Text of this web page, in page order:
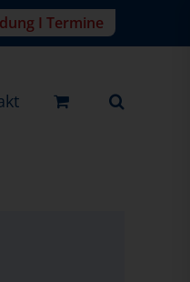
I Termine
Seine Funktionalität ist